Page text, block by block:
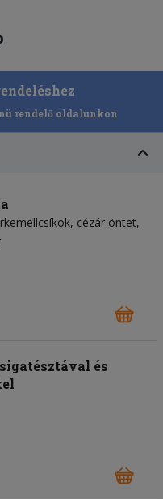
rendelő oldalunkon
cézár öntet
és